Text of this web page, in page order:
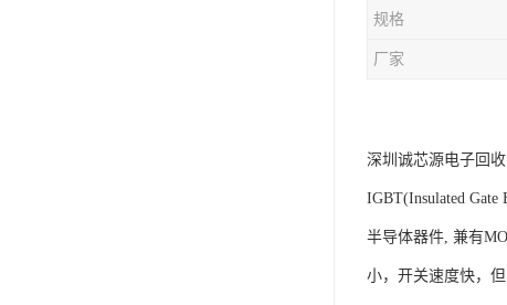
规格
厂家
深圳诚芯源电子回
IGBT(Insulated
半导体器件, 兼有
小，开关速度快，